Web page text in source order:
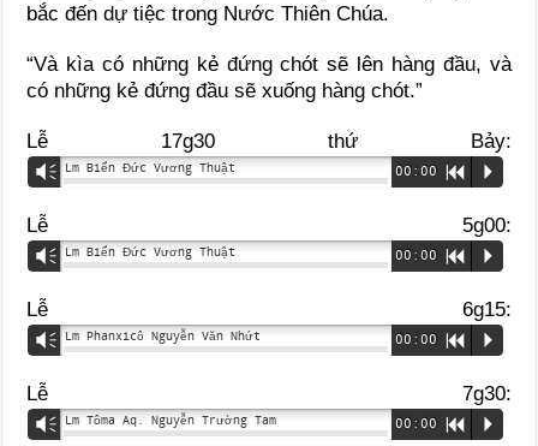
bắc đến dự tiệc trong Nước Thiên Chúa.
“Và kìa có những kẻ đứng chót sẽ lên hàng đầu, và
có những kẻ đứng đầu sẽ xuống hàng chót.”
Lễ 17g30 thứ Bảy:
Vm Lm Biển Đức Vương Thuật 00:00 R P
Lễ 5g00:
Vm Lm Biển Đức Vương Thuật 00:00 R P
Lễ 6g15:
Vm Lm Phanxicô Nguyễn Văn Nhứt 00:00 R P
Lễ 7g30:
Vm Lm Tôma Aq. Nguyễn Trường Tam 00:00 R P